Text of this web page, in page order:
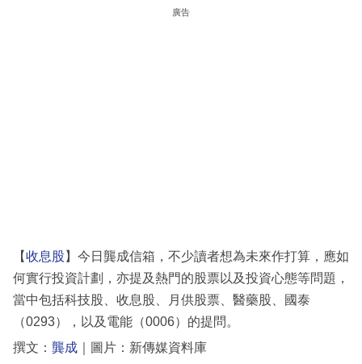
廣告
【收息股 】今日龔成信箱，不少讀者想為未來作打算，應如
何實行投資計劃，亦提及熱門的股票以及投資心態等問題，
當中包括科技股、收息股、月供股票、醫藥股、國泰
（0293），以及電能（0006）的提問。
撰文： 龔成 ｜圖片：新傳媒資料庫